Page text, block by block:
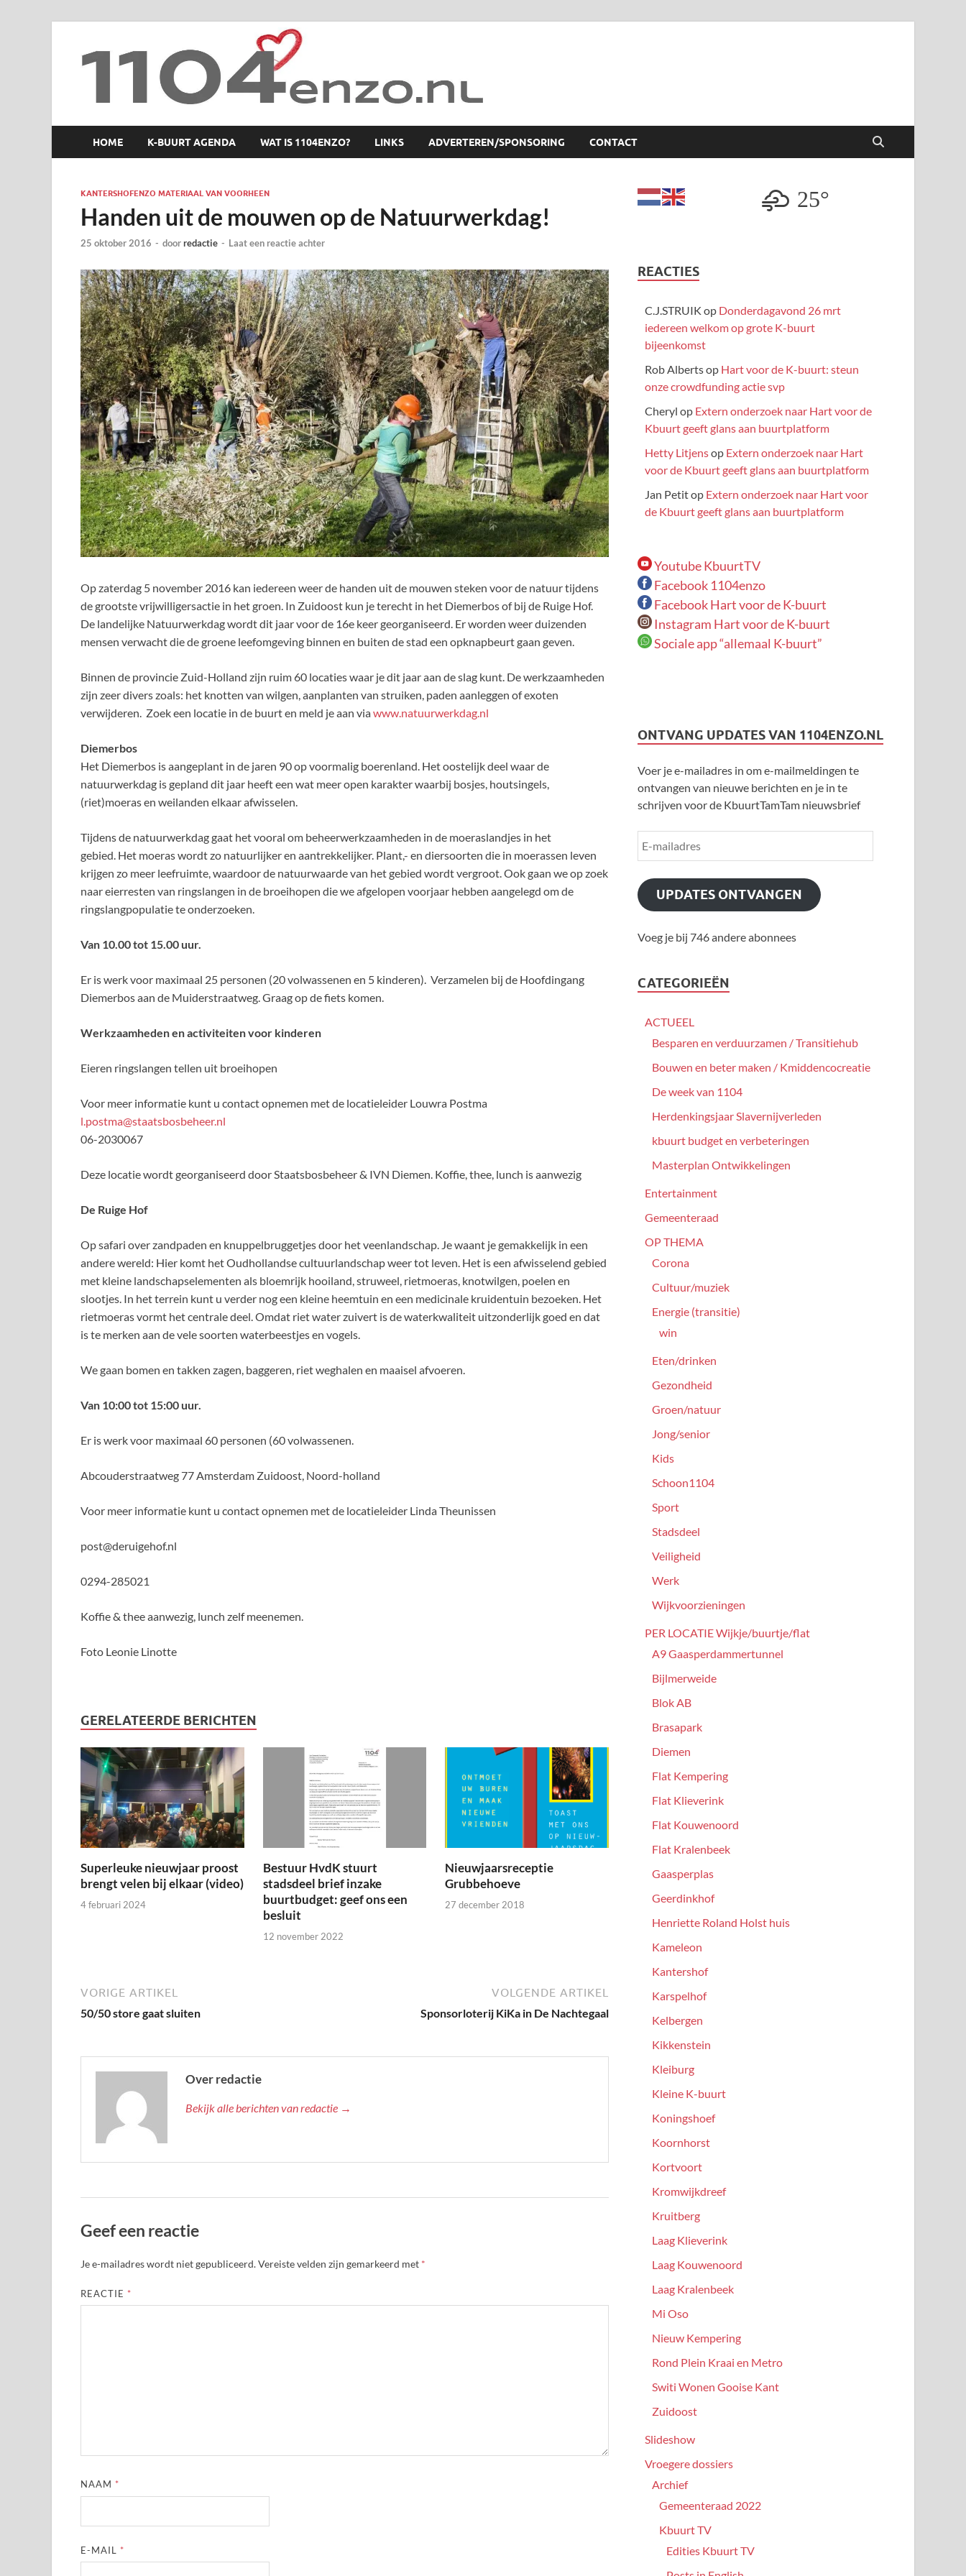
1104 en zo
HOME K-BUURT AGENDA WAT IS 1104ENZO? LINKS ADVERTEREN/SPONSORING CONTACT
KANTERSHOFENZO MATERIAAL VAN VOORHEEN
Handen uit de mouwen op de Natuurwerkdag!
25 oktober 2016 - doorredactie - Laat een reactie achter
Op zaterdag 5 november 2016 kan iedereen weer de handen uit de mouwen steken voor de natuur tijdens
de grootste vrijwilligersactie in het groen. In Zuidoost kun je terecht in het Diemerbos of bij de Ruige Hof.
De landelijke Natuurwerkdag wordt dit jaar voor de 16e keer georganiseerd. Er worden weer duizenden
mensen verwacht die de groene leefomgeving binnen en buiten de stad een opknapbeurt gaan geven.
Binnen de provincie Zuid-Holland zijn ruim 60 locaties waar je dit jaar aan de slag kunt. De werkzaamheden
zijn zeer divers zoals: het knotten van wilgen, aanplanten van struiken, paden aanleggen of exoten
verwijderen. Zoek een locatie in de buurt en meld je aan viawww.natuurwerkdag.nl
Diemerbos
Het Diemerbos is aangeplant in de jaren 90 op voormalig boerenland. Het oostelijk deel waar de
natuurwerkdag is gepland dit jaar heeft een wat meer open karakter waarbij bosjes, houtsingels,
(riet)moeras en weilanden elkaar afwisselen.
Tijdens de natuurwerkdag gaat het vooral om beheerwerkzaamheden in de moeraslandjes in het
gebied. Het moeras wordt zo natuurlijker en aantrekkelijker. Plant,- en diersoorten die in moerassen leven
krijgen zo meer leefruimte, waardoor de natuurwaarde van het gebied wordt vergroot. Ook gaan we op zoek
naar eierresten van ringslangen in de broeihopen die we afgelopen voorjaar hebben aangelegd om de
ringslangpopulatie te onderzoeken.
Van 10.00 tot 15.00 uur.
Er is werk voor maximaal 25 personen (20 volwassenen en 5 kinderen). Verzamelen bij de Hoofdingang
Diemerbos aan de Muiderstraatweg. Graag op de fiets komen.
Werkzaamheden en activiteiten voor kinderen
Eieren ringslangen tellen uit broeihopen
Voor meer informatie kunt u contact opnemen met de locatieleider Louwra Postma
l.postma@staatsbosbeheer.nl
06-2030067
Deze locatie wordt georganiseerd door Staatsbosbeheer & IVN Diemen. Koffie, thee, lunch is aanwezig
De Ruige Hof
Op safari over zandpaden en knuppelbruggetjes door het veenlandschap. Je waant je gemakkelijk in een
andere wereld: Hier komt het Oudhollandse cultuurlandschap weer tot leven. Het is een afwisselend gebied
met kleine landschapselementen als bloemrijk hooiland, struweel, rietmoeras, knotwilgen, poelen en
slootjes. In het terrein kunt u verder nog een kleine heemtuin en een medicinale kruidentuin bezoeken. Het
rietmoeras vormt het centrale deel. Omdat riet water zuivert is de waterkwaliteit uitzonderlijk goed en dat
is te merken aan de vele soorten waterbeestjes en vogels.
We gaan bomen en takken zagen, baggeren, riet weghalen en maaisel afvoeren.
Van 10:00 tot 15:00 uur.
Er is werk voor maximaal 60 personen (60 volwassenen.
Abcouderstraatweg 77 Amsterdam Zuidoost, Noord-holland
Voor meer informatie kunt u contact opnemen met de locatieleider Linda Theunissen
post@deruigehof.nl
0294-285021
Koffie & thee aanwezig, lunch zelf meenemen.
Foto Leonie Linotte
GERELATEERDE BERICHTEN
Superleuke nieuwjaar proost
brengt velen bij elkaar (video)
4 februari 2024
Bestuur HvdK stuurt
stadsdeel brief inzake
buurtbudget: geef ons een
besluit
12 november 2022
Nieuwjaarsreceptie
Grubbehoeve
27 december 2018
VORIGE ARTIKEL
50/50 store gaat sluiten
VOLGENDE ARTIKEL
Sponsorloterij KiKa in De Nachtegaal
Over redactie
Bekijk alle berichten van redactie →
Geef een reactie
Je e-mailadres wordt niet gepubliceerd.Vereiste velden zijn gemarkeerd met *
REACTIE *
NAAM *
E-MAIL *
25°
REACTIES
C.J.STRUIK op Donderdagavond 26 mrt
iedereen welkom op grote K-buurt
bijeenkomst
Rob Albertsop Hart voor de K-buurt: steun
onze crowdfunding actie svp
Cheryl op Extern onderzoek naar Hart voor de
Kbuurt geeft glans aan buurtplatform
Hetty Litjensop Extern onderzoek naar Hart
voor de Kbuurt geeft glans aan buurtplatform
Jan Petitop Extern onderzoek naar Hart voor
de Kbuurt geeft glans aan buurtplatform
Youtube KbuurtTV
Facebook 1104enzo
Facebook Hart voor de K-buurt
Instagram Hart voor de K-buurt
Sociale app “allemaal K-buurt”
ONTVANG UPDATES VAN 1104ENZO.NL
Voer je e-mailadres in om e-mailmeldingen te
ontvangen van nieuwe berichten en je in te
schrijven voor de KbuurtTamTam nieuwsbrief
UPDATES ONTVANGEN
Voeg je bij 746 andere abonnees
CATEGORIEËN
ACTUEEL
Besparen en verduurzamen / Transitiehub
Bouwen en beter maken / Kmiddencocreatie
De week van 1104
Herdenkingsjaar Slavernijverleden
kbuurt budget en verbeteringen
Masterplan Ontwikkelingen
Entertainment
Gemeenteraad
OP THEMA
Corona
Cultuur/muziek
Energie (transitie)
win
Eten/drinken
Gezondheid
Groen/natuur
Jong/senior
Kids
Schoon1104
Sport
Stadsdeel
Veiligheid
Werk
Wijkvoorzieningen
PER LOCATIE Wijkje/buurtje/flat
A9 Gaasperdammertunnel
Bijlmerweide
Blok AB
Brasapark
Diemen
Flat Kempering
Flat Klieverink
Flat Kouwenoord
Flat Kralenbeek
Gaasperplas
Geerdinkhof
Henriette Roland Holst huis
Kameleon
Kantershof
Karspelhof
Kelbergen
Kikkenstein
Kleiburg
Kleine K-buurt
Koningshoef
Koornhorst
Kortvoort
Kromwijkdreef
Kruitberg
Laag Klieverink
Laag Kouwenoord
Laag Kralenbeek
Mi Oso
Nieuw Kempering
Rond Plein Kraai en Metro
Switi Wonen Gooise Kant
Zuidoost
Slideshow
Vroegere dossiers
Archief
Gemeenteraad 2022
Kbuurt TV
Edities Kbuurt TV